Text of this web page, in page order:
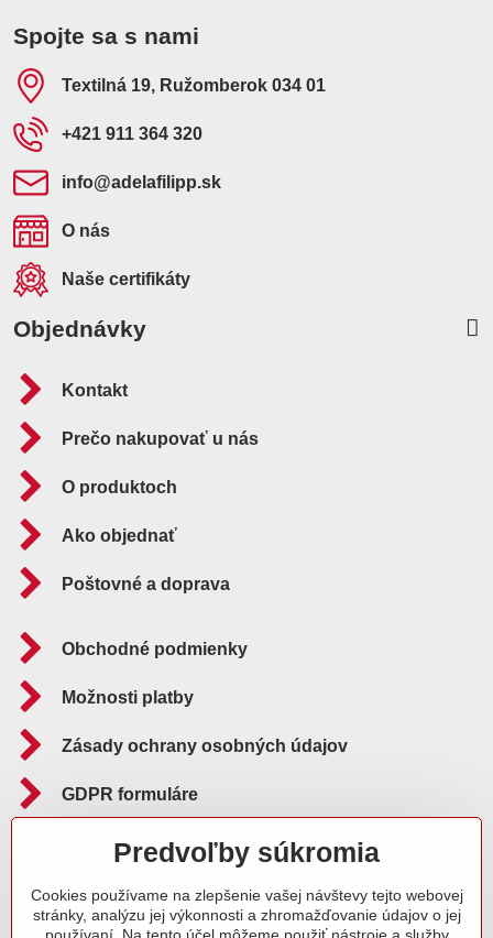
Spojte sa s nami
Textilná 19, Ružomberok 034 01
+421 911 364 320
info​@adelafilipp​.sk
O nás
Naše certifikáty
Objednávky
Kontakt
Prečo nakupovať u nás
O produktoch
Ako objednať
Poštovné a doprava
Obchodné podmienky
Možnosti platby
Zásady ochrany osobných údajov
GDPR formuláre
Reklamačný poriadok
Sledujte nás aj na:
Predvoľby súkromia
Cookies používame na zlepšenie vašej návštevy tejto webovej
stránky, analýzu jej výkonnosti a zhromažďovanie údajov o jej